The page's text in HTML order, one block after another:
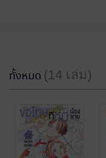
ทั้งหมด (14 เล่ม)